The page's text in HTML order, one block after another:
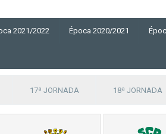
2021/2022 Época 2020/2021
17ª JORNADA 18ª JORNADA